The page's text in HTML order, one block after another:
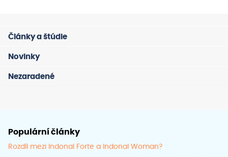
Články a štúdie
Novinky
Nezaradené
Populární články
Rozdíl mezi Indonal Forte a Indonal Woman?